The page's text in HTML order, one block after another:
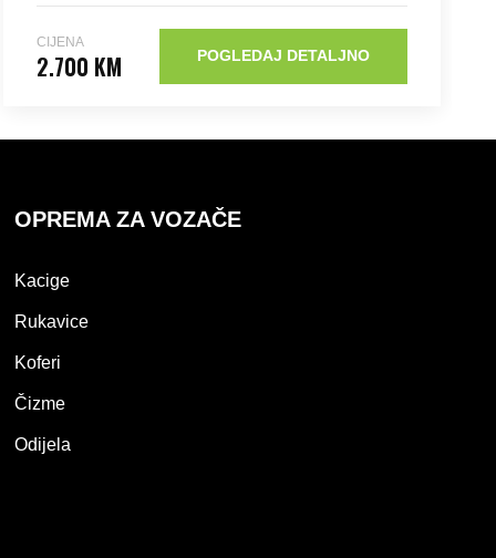
CIJENA
2.700 KM POGLEDAJ DETALJNO
OPREMA ZA VOZAČE
Kacige
Rukavice
Koferi
Čizme
Odijela